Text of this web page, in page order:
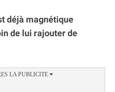
déjà magnétique
de lui rajouter de